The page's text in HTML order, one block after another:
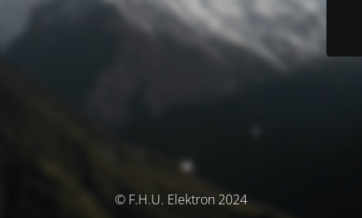
© F.H.U. Elektron 2024